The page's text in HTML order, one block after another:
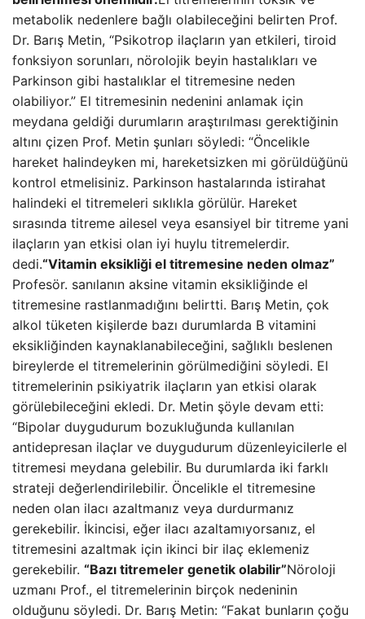
metabolik nedenlere bağlı olabileceğini belirten Prof.
Dr. Barış Metin, “Psikotrop ilaçların yan etkileri, tiroid
fonksiyon sorunları, nörolojik beyin hastalıkları ve
Parkinson gibi hastalıklar el titremesine neden
olabiliyor.” El titremesinin nedenini anlamak için
meydana geldiği durumların araştırılması gerektiğinin
altını çizen Prof. Metin şunları söyledi: “Öncelikle
hareket halindeyken mi, hareketsizken mi görüldüğünü
kontrol etmelisiniz. Parkinson hastalarında istirahat
halindeki el titremeleri sıklıkla görülür. Hareket
sırasında titreme ailesel veya esansiyel bir titreme yani
ilaçların yan etkisi olan iyi huylu titremelerdir.
dedi.“Vitamin eksikliği el titremesine neden olmaz”
Profesör. sanılanın aksine vitamin eksikliğinde el
titremesine rastlanmadığını belirtti. Barış Metin, çok
alkol tüketen kişilerde bazı durumlarda B vitamini
eksikliğinden kaynaklanabileceğini, sağlıklı beslenen
bireylerde el titremelerinin görülmediğini söyledi. El
titremelerinin psikiyatrik ilaçların yan etkisi olarak
görülebileceğini ekledi. Dr. Metin şöyle devam etti:
“Bipolar duygudurum bozukluğunda kullanılan
antidepresan ilaçlar ve duygudurum düzenleyicilerle el
titremesi meydana gelebilir. Bu durumlarda iki farklı
strateji değerlendirilebilir. Öncelikle el titremesine
neden olan ilacı azaltmanız veya durdurmanız
gerekebilir. İkincisi, eğer ilacı azaltamıyorsanız, el
titremesini azaltmak için ikinci bir ilaç eklemeniz
gerekebilir. “Bazı titremeler genetik olabilir”Nöroloji
uzmanı Prof., el titremelerinin birçok nedeninin
olduğunu söyledi. Dr. Barış Metin: “Fakat bunların çoğu